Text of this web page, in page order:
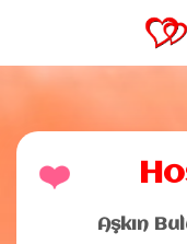
❤️
Aşkın